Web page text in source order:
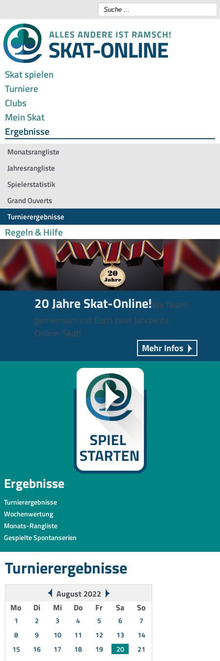
Skat spielen
Turniere
Clubs
Mein Skat
Ergebnisse
Monatsrangliste
Jahresrangliste
Spielerstatistik
Grand Ouverts
Turnierergebnisse
Regeln & Hilfe
20 Jahre Skat-Online!Wir feiern
gemeinsam mit Euch zwei Jahrzente
Online-Skat!
Mehr Infos
Ergebnisse
Turnierergebnisse
Wochenwertung
Monats-Rangliste
Gespielte Spontanserien
Turnierergebnisse
August 2022
Mo
Di Mi Do Fr Sa So
1 2 3 4 5 6
7
8
9 10 11 12 13
14
15
16 17 18 19 20
21